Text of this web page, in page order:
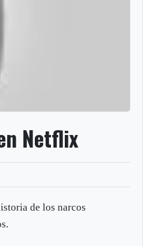
Netflix
de los narcos